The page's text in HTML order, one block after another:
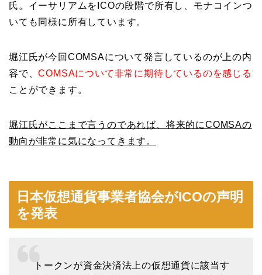
氏。イーサリアムをICOの段階で所有し、モナコインつ
いても同様に所有しています。
堀江氏が今回COMSAについて発言しているのが上の内
容で、COMSAについて非常に期待しているのを感じる
ことができます。
堀江氏がここまで言うのであれば、将来的にCOMSAの
動向が非常に気になってきます。
日本仮想通貨事業者協会がICOの声明
を発表
トークンが資金決済法上の仮想通貨に該当す